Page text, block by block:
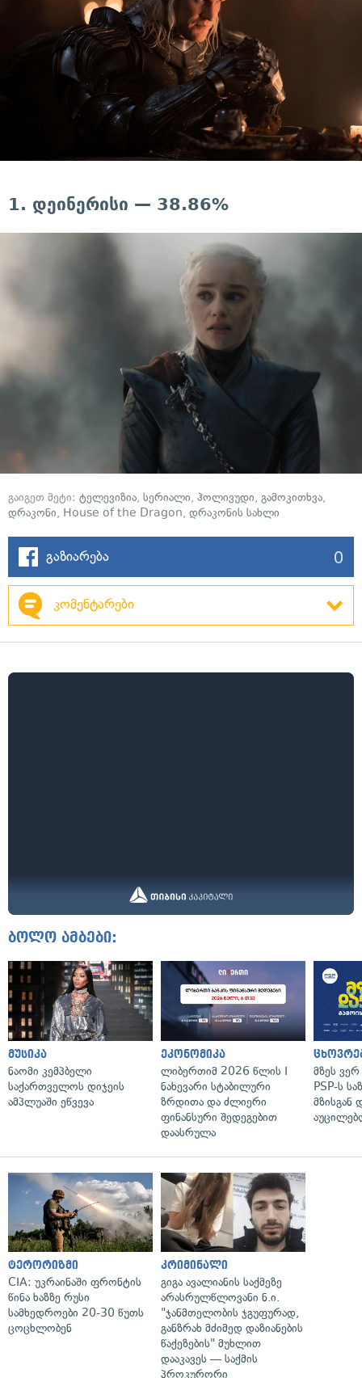
1. დეინერისი — 38.86%
გაიგეთ მეტი: ტელევიზია, სერიალი, ჰოლივუდი, გამოკითხვა,
დრაკონი, House of the Dragon, დრაკონის სახლი
გაზიარება 0
კომენტარები
ბოლო ამბები:
მუსიკა
ნაომი კემპბელი
საქართველოს დიჯეის
ამპლუაში ეწვევა
ეკონომიკა
ლიბერთიმ 2026 წლის I
ნახევარი სტაბილური
ზრდითა და ძლიერი
ფინანსური შედეგებით
დაასრულა
მზეს
PSP-ს
მზისგან
ტერორიზმი
CIA: უკრაინაში ფრონტის
წინა ხაზზე რუსი
სამხედროები 20-30 წუთს
ცოცხლობენ
კრიმინალი
გიგა ავალიანის საქმეზე
არასრულწლოვანი ნ.ი.
"ჯანმთელობის ჯგუფურად,
განზრახ მძიმედ დაზიანების
წაქეზების" მუხლით
დააკავეს — საქმის
პროკურორი